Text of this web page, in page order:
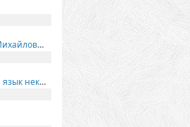
в день юбилея Эммы Михайловны Киселевой
перевод на болгарский язык некоторых моих стихов